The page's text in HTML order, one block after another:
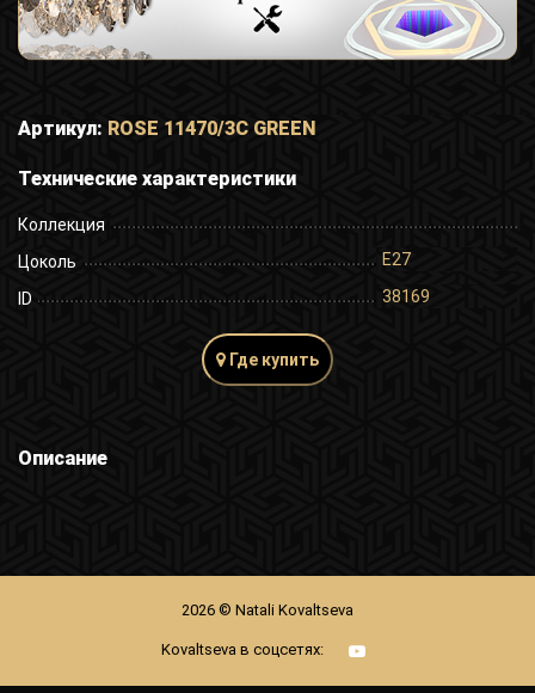
Артикул: ROSE 11470/3C GREEN
Технические характеристики
Коллекция
Цоколь
E27
ID 38169
Где купить
Описание
2026 © Natali Kovaltseva
Kovaltseva в соцсетях: